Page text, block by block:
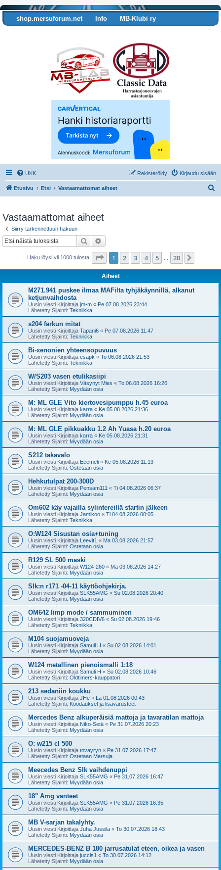
shop.mersuforum.net Info
MB-Klubi ry
UKK Kirjaudu sisään
Rekisteröidy
Etusivu Etsi Vastaamattomat aiheet
Vastaamattomat aiheet
Siirry tarkennettuun hakuun
Etsi
Haku löysi yli 1000 tulosta Sivu /20
1 2 3 4 5 20
Aiheet
M271.941 puskee ilmaa MAFilta tyhjäkäynnillä, alkanut
ketjunvaihdosta
Uusin viesti Kirjoittaja jm-m « Pe 07.08.2026 23:44
Lähetetty Sijainti: Tekniikka
s204 farkun mitat
Uusin viesti Kirjoittaja Tapani6 « Pe 07.08.2026 11:47
Lähetetty Sijainti: Tekniikka
Bi-xenonien yhteensopuvuus
Uusin viesti Kirjoittaja esapk « To 06.08.2026 21:53
Lähetetty Sijainti: Tekniikka
W/S203 vasen etulikasiipi
Uusin viesti Kirjoittaja Väsynyt Mies « To 06.08.2026 16:26
Lähetetty Sijainti: Myydään osia
M: ML GLE Vito kiertovesipumppu h.45 euroa
Uusin viesti Kirjoittaja karra « Ke 05.08.2026 21:36
Lähetetty Sijainti: Myydään osia
M: ML GLE pikkuakku 1.2 Ah Yuasa h.20 euroa
Uusin viesti Kirjoittaja karra « Ke 05.08.2026 21:31
Lähetetty Sijainti: Myydään osia
S212 takavalo
Uusin viesti Kirjoittaja Eeemeli « Ke 05.08.2026 11:13
Lähetetty Sijainti: Ostetaan osia
Hehkutulpat 200-300D
Uusin viesti Kirjoittaja Pensam111 « Ti 04.08.2026 06:37
Lähetetty Sijainti: Myydään osia
Om602 käy vajailla sylintereillä startin jälkeen
Uusin viesti Kirjoittaja Jamikoo « Ti 04.08.2026 00:05
Lähetetty Sijainti: Tekniikka
O:W124 Sisustan osia+tuning
Uusin viesti Kirjoittaja Leevit1 « Ma 03.08.2026 21:57
Lähetetty Sijainti: Ostetaan osia
R129 SL 500 maski
Uusin viesti Kirjoittaja W124-260 « Ma 03.08.2026 14:27
Lähetetty Sijainti: Myydään osia
Slk:n r171 -04-11 käyttöohjekirja.
Uusin viesti Kirjoittaja SLK55AMG « Su 02.08.2026 20:40
Lähetetty Sijainti: Myydään osia
OM642 limp mode / sammuminen
Uusin viesti Kirjoittaja 320CDIV6 « Su 02.08.2026 19:46
Lähetetty Sijainti: Tekniikka
M104 suojamuoveja
Uusin viesti Kirjoittaja Samuli H « Su 02.08.2026 14:01
Lähetetty Sijainti: Myydään osia
W124 metallinen pienoismalli 1:18
Uusin viesti Kirjoittaja Samuli H « Su 02.08.2026 10:46
Lähetetty Sijainti: Oldtimers-kauppatori
213 sedaniin koukku
Uusin viesti Kirjoittaja JHe « La 01.08.2026 00:43
Lähetetty Sijainti: Koodaukset ja lisävarusteet
Mercedes Benz alkuperäisiä mattoja ja tavaratilan mattoja
Uusin viesti Kirjoittaja Niko-Setä « Pe 31.07.2026 20:23
Lähetetty Sijainti: Myydään osia
O: w215 cl 500
Uusin viesti Kirjoittaja tovayryn « Pe 31.07.2026 17:47
Lähetetty Sijainti: Ostetaan Mersuja
Meecedes Benz Slk vaihdenuppi
Uusin viesti Kirjoittaja SLK55AMG « Pe 31.07.2026 16:47
Lähetetty Sijainti: Myydään osia
18" Amg vanteet
Uusin viesti Kirjoittaja SLK55AMG « Pe 31.07.2026 16:35
Lähetetty Sijainti: Myydään osia
MB V-sarjan takalyhty.
Uusin viesti Kirjoittaja Juha Jussila « To 30.07.2026 18:43
Lähetetty Sijainti: Myydään osia
MERCEDES-BENZ B 180 jarrusatulat eteen, oikea ja vasen
Uusin viesti Kirjoittaja juccis1 « To 30.07.2026 14:12
Lähetetty Sijainti: Myydään osia